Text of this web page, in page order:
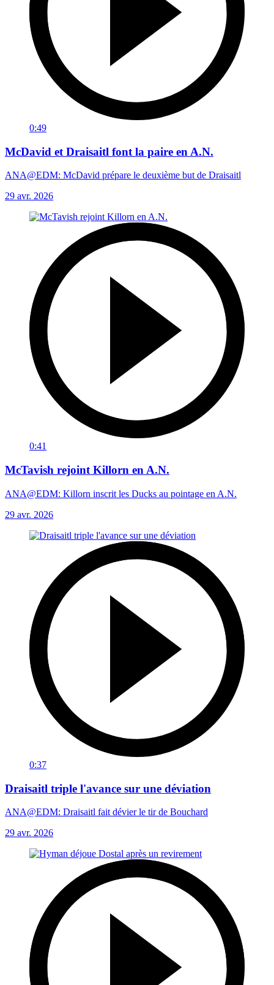
0:49
McDavid et Draisaitl font la paire en A.N.
ANA@EDM: McDavid prépare le deuxième but de Draisaitl
29 avr. 2026
0:41
McTavish rejoint Killorn en A.N.
ANA@EDM: Killorn inscrit les Ducks au pointage en A.N.
29 avr. 2026
0:37
Draisaitl triple l'avance sur une déviation
ANA@EDM: Draisaitl fait dévier le tir de Bouchard
29 avr. 2026